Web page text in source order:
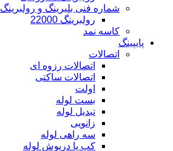
شماره فنی بلبرینگ و رولبرینگ
رولبرینگ 22000
کاسه نمد
پایپینگ
اتصالات
اتصالات رزوه ای
اتصالات ساکتی
اولت
بست لوله
تبدیل لوله
زانویی
سه راهی لوله
کپ یا درپوش لوله